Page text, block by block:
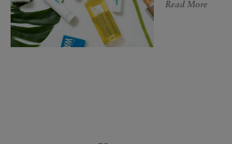
Read More